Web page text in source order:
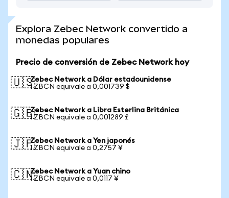
Explora Zebec Network convertido a
monedas populares
Precio de conversión de Zebec Network hoy
🇺🇸Zebec Network a Dólar estadounidense
1 ZBCN equivale a 0,001739 $
🇬🇧Zebec Network a Libra Esterlina Británica
1 ZBCN equivale a 0,001289 £
🇯🇵Zebec Network a Yen japonés
1 ZBCN equivale a 0,2757 ¥
🇨🇳Zebec Network a Yuan chino
1 ZBCN equivale a 0,0117 ¥